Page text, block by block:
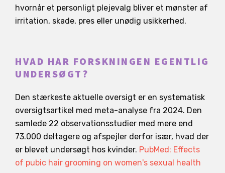
hvornår et personligt plejevalg bliver et mønster af
irritation, skade, pres eller unødig usikkerhed.
HVAD HAR FORSKNINGEN EGENTLIG
UNDERSØGT?
Den stærkeste aktuelle oversigt er en systematisk
oversigtsartikel med meta-analyse fra 2024. Den
samlede 22 observationsstudier med mere end
73.000 deltagere og afspejler derfor især, hvad der
er blevet undersøgt hos kvinder. PubMed: Effects
of pubic hair grooming on women's sexual health